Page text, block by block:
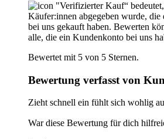
"Verifizierter Kauf“
Käufer:innen abgegeben wurde, die
bei uns gekauft haben. Bewerten
alle, die ein Kundenkonto bei uns
Bewertet mit 5 von 5 Sternen.
Bewertung verfasst von
Zieht schnell ein fühlt sich wohlig
War diese Bewertung für dich